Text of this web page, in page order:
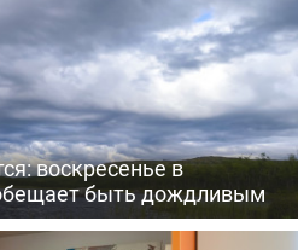
воскресенье в
быть дождливым